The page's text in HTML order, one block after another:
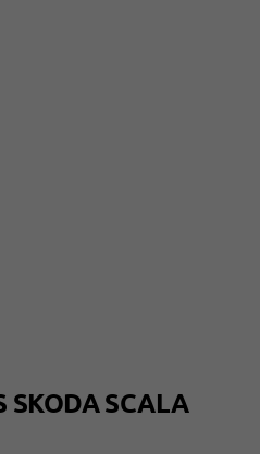
SKODA SCALA